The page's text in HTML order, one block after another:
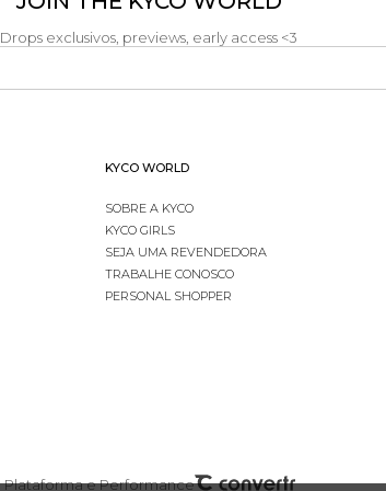
Drops exclusivos, previews, early access <3
KYCO WORLD
SOBRE A KYCO
KYCO GIRLS
SEJA UMA REVENDEDORA
TRABALHE CONOSCO
PERSONAL SHOPPER
Plataforma e Performance